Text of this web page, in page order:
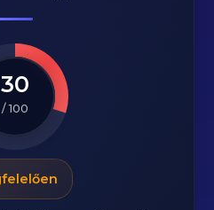
30
/ 100